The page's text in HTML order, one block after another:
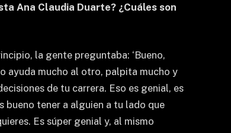
Ana Claudia Duarte? ¿Cuáles son
la gente preguntaba: ‘Bueno,
ayuda mucho al otro, palpita mucho y
de tu carrera. Eso es genial, es
bueno tener a alguien a tu lado que
Es súper genial y, al mismo